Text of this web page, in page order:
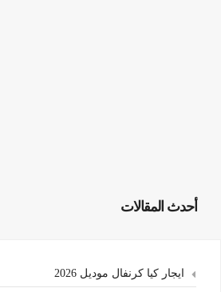
أحدث المقالات
ايجار كيا كرنفال موديل 2026